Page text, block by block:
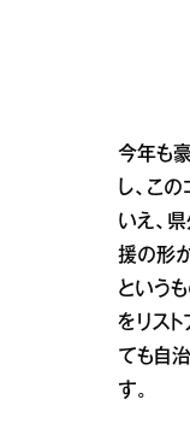
今年も
し、こ
いえ、
援の形
という
をリス
ても自
す。